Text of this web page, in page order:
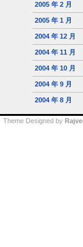
2005 年 2 月
2005 年 1 月
2004 年 12 月
2004 年 11 月
2004 年 10 月
2004 年 9 月
2004 年 8 月
Theme Designed by